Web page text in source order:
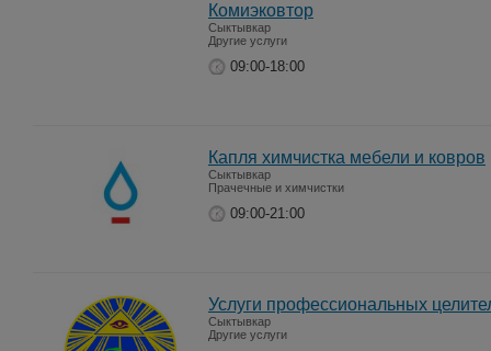
Комиэковтор
Сыктывкар
Другие услуги
09:00-18:00
Капля химчистка мебели и ковров
Сыктывкар
Прачечные и химчистки
09:00-21:00
Услуги профессиональных
Сыктывкар
Другие услуги